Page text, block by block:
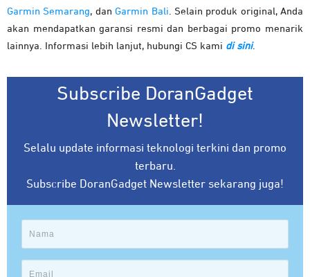
Garmin Semarang, dan Garmin Bali . Selain produk original, Anda
akan mendapatkan garansi resmi dan berbagai promo menarik
lainnya. Informasi lebih lanjut, hubungi CS kami di sini.
Subscribe DoranGadget
Newsletter!
Selalu update informasi teknologi terkini dan promo
terbaru.
Subscribe DoranGadget Newsletter sekarang juga!